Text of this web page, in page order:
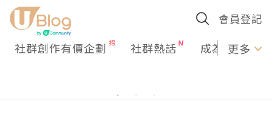
會員登記
社群創作有價企劃 社群熱話 成為U更多